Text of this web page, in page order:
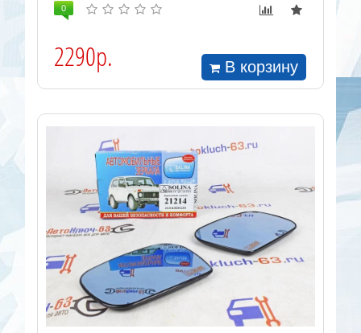
0
2290р. В корзину